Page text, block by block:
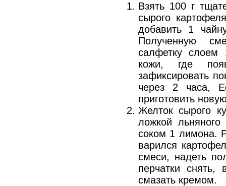
Взять 100 г
сырого
добавить 1
Полученную
салфетку слоем
кожи, где
зафиксировать
через 2 часа,
приготовить
Желток сырого
ложкой
соком 1 лимона.
варился
смеси, надеть
перчатки
смазать кремом.